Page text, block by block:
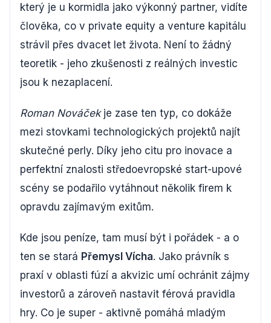
který je u kormidla jako výkonný partner, vidíte
člověka, co v private equity a venture kapitálu
strávil přes dvacet let života. Není to žádný
teoretik - jeho zkušenosti z reálných investic
jsou k nezaplacení.
Roman Nováčekje zase ten typ, co dokáže
mezi stovkami technologických projektů najít
skutečné perly. Díky jeho citu pro inovace a
perfektní znalosti středoevropské start-upové
scény se podařilo vytáhnout několik firem k
opravdu zajímavým exitům.
Kde jsou peníze, tam musí být i pořádek - a o
ten se stará Přemysl Vícha. Jako právník s
praxí v oblasti fúzí a akvizic umí ochránit zájmy
investorů a zároveň nastavit férová pravidla
hry. Co je super - aktivně pomáhá mladým